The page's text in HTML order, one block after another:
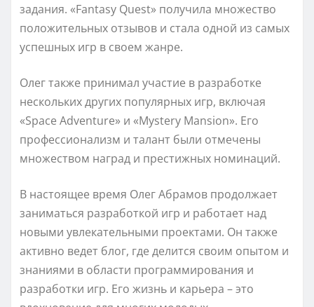
задания. «Fantasy Quest» получила множество
положительных отзывов и стала одной из самых
успешных игр в своем жанре.
Олег также принимал участие в разработке
нескольких других популярных игр, включая
«Space Adventure» и «Mystery Mansion». Его
профессионализм и талант были отмечены
множеством наград и престижных номинаций.
В настоящее время Олег Абрамов продолжает
заниматься разработкой игр и работает над
новыми увлекательными проектами. Он также
активно ведет блог, где делится своим опытом и
знаниями в области программирования и
разработки игр. Его жизнь и карьера – это